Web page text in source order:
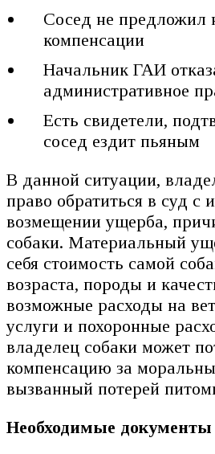
Сосед не предложил
компенсации
Начальник ГАИ
административное
Есть свидетели,
сосед ездит пьяным
В данной ситуации,
право обратиться в суд с
возмещении ущерба,
собаки. Материальный
себя стоимость самой
возраста, породы и
возможные расходы на
услуги и похоронные
владелец собаки может
компенсацию за
вызванный потерей
Необходимые документы